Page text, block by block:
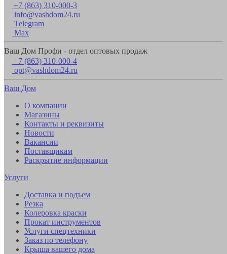
+7 (863) 310-000-3
info@vashdom24.ru
Telegram
Max
Ваш Дом Профи - отдел оптовых продаж
+7 (863) 310-000-4
opt@vashdom24.ru
Ваш Дом
О компании
Магазины
Контакты и реквизиты
Новости
Вакансии
Поставщикам
Раскрытие информации
Услуги
Доставка и подъем
Резка
Колеровка краски
Прокат инструментов
Услуги спецтехники
Заказ по телефону
Крыша вашего дома